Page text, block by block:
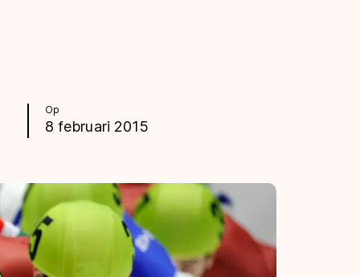
Op
8 februari 2015